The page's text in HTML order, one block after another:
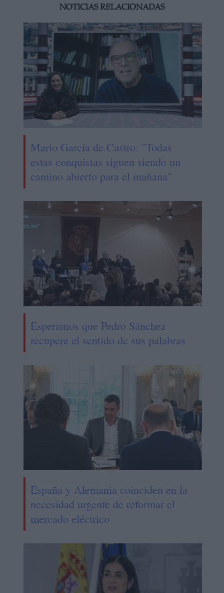
NOTICIAS RELACIONADAS
Mario García de Castro: "Todas
estas conquistas siguen siendo un
camino abierto para el mañana"
Esperamos que Pedro Sánchez
recupere el sentido de sus palabras
España y Alemania coinciden en la
necesidad urgente de reformar el
mercado eléctrico